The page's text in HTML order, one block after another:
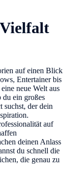
auf einen Blick
Entertainer bis
neue Welt aus
ein großes
suchst, der dein
auf
deinen Anlass
du schnell die
die genau zu